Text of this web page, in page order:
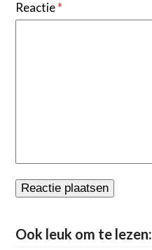
Reactie*
Ook leuk om te lezen: